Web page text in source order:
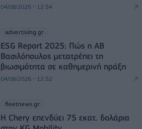
04/08/2026 - 12:54
advertising.gr
ESG Report 2025: Πώς η ΑΒ
Βασιλόπουλος μετατρέπει τη
βιωσιμότητα σε καθημερινή πράξη
04/08/2026 - 12:52
fleetnews.gr
Η Chery επενδύει 75 εκατ. δολάρια